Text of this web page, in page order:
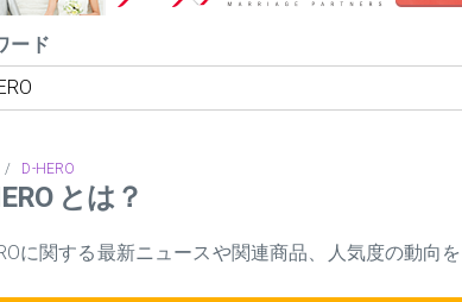
ード
D-HERO
とは？
に関する最新ニュースや関連商品、人気度の動向